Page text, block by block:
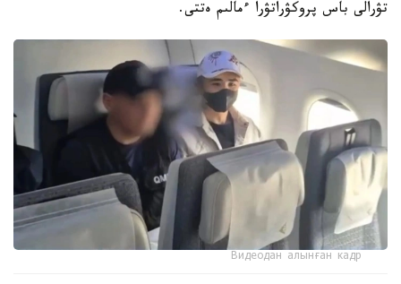
تۋرالى باس پروكۋراتۋرا ءمالىم ەتتى.
Видеодан алынған кадр